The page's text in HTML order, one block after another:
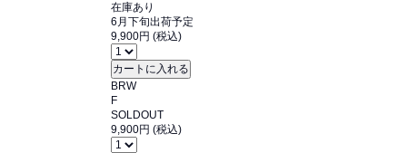
在庫あり
6月下旬出荷予定
9,900円 (税込)
BRW
F
SOLDOUT
9,900円 (税込)